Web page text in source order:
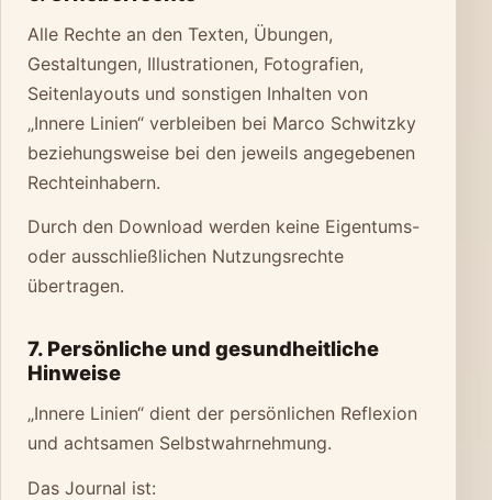
Alle Rechte an den Texten, Übungen,
Gestaltungen, Illustrationen, Fotografien,
Seitenlayouts und sonstigen Inhalten von
„Innere Linien“ verbleiben bei Marco Schwitzky
beziehungsweise bei den jeweils angegebenen
Rechteinhabern.
Durch den Download werden keine Eigentums-
oder ausschließlichen Nutzungsrechte
übertragen.
7. Persönliche und gesundheitliche
Hinweise
„Innere Linien“ dient der persönlichen Reflexion
und achtsamen Selbstwahrnehmung.
Das Journal ist: